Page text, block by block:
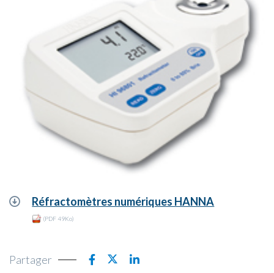
Réfractomètres numériques HANNA
(PDF 49Ko)
Partager